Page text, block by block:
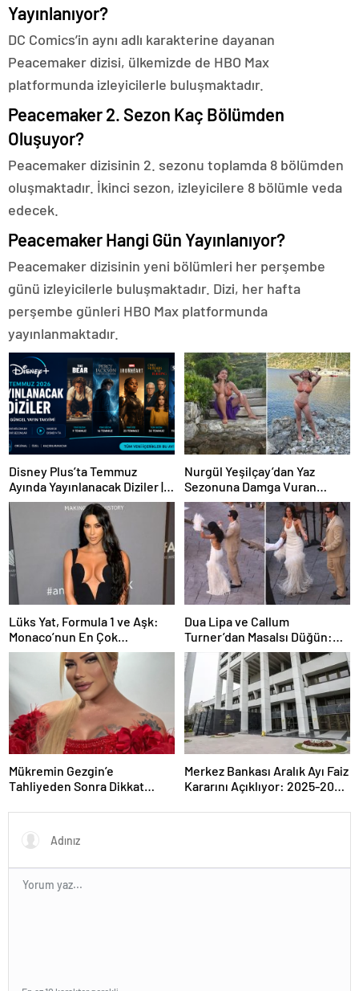
Yayınlanıyor?
DC Comics’in aynı adlı karakterine dayanan
Peacemaker dizisi, ülkemizde de HBO Max
platformunda izleyicilerle buluşmaktadır.
Peacemaker 2. Sezon Kaç Bölümden
Oluşuyor?
Peacemaker dizisinin 2. sezonu toplamda 8 bölümden
oluşmaktadır. İkinci sezon, izleyicilere 8 bölümle veda
edecek.
Peacemaker Hangi Gün Yayınlanıyor?
Peacemaker dizisinin yeni bölümleri her perşembe
günü izleyicilerle buluşmaktadır. Dizi, her hafta
perşembe günleri HBO Max platformunda
yayınlanmaktadır.
Disney Plus’ta Temmuz
Ayında Yayınlanacak Diziler |
2026 Güncel Yayın Takvimi
Nurgül Yeşilçay’dan Yaz
Sezonuna Damga Vuran
Paylaşım
Lüks Yat, Formula 1 ve Aşk:
Monaco’nun En Çok
Konuşulan Çifti
Dua Lipa ve Callum
Turner’dan Masalsı Düğün:
Maliyeti Dudak Uçuklattı
Mükremin Gezgin’e
Tahliyeden Sonra Dikkat
Merkez Bankası Aralık Ayı Faiz
Kararını Açıklıyor: 2025-2026